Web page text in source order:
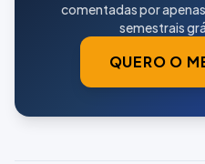
comentadas por
semestrais
QUERO O